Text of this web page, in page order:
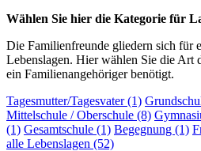
Wählen Sie hier die Kategorie für
Die Familienfreunde gliedern sich für
Lebenslagen. Hier wählen Sie die Art
ein Familienangehöriger benötigt.
Tagesmutter/Tagesvater (1)
Mittelschule / Oberschule (8)
(1) Gesamtschule (1) Begegnung (1)
alle Lebenslagen (52)